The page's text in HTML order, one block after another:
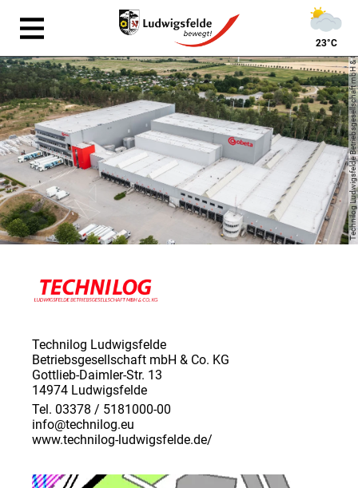
23°C Technilog Ludwigsfelde Betriebsgesellschaft mbH & Co. KG
Technilog Ludwigsfelde
Betriebsgesellschaft mbH & Co. KG
Gottlieb-Daimler-Str. 13
14974 Ludwigsfelde
Tel. 03378 / 5181000-00
info@technilog.eu
www.technilog-ludwigsfelde.de/